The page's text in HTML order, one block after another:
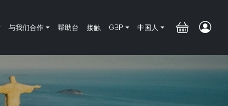
与我们合作 帮助台 接触 GBP 中国人